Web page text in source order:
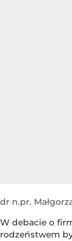
dr n.pr.
W debacie o
rodzeństwem